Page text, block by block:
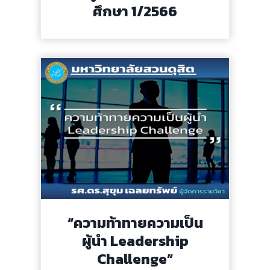
ศึกษา 1/2566
“ความท้าทายความเป็น
ผู้นำ Leadership
Challenge”